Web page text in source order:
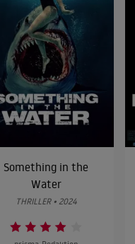
Something in the
Water
THRILLER • 2024